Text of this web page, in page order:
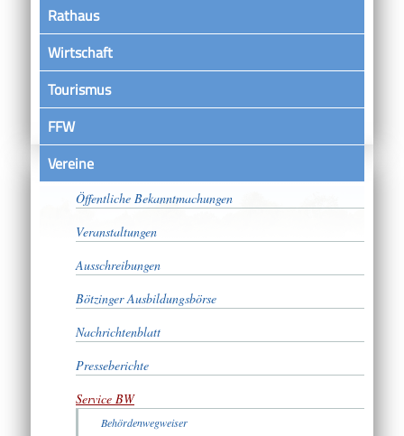
Rathaus
Wirtschaft
Tourismus
FFW
VereineSatzungen
Öffentliche Bekanntmachungen
Veranstaltungen
Ausschreibungen
Bötzinger Ausbildungsbörse
Nachrichtenblatt
Presseberichte
Service BW
Behördenwegweiser